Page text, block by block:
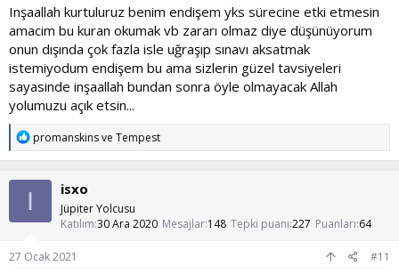
telefonumda hiç kalıcı oyun olmadı en fazla 1 gün oynar sillerdim
şimdi ise oyunları hiç oynamıyorum kendini meşgul edecek
şeylerle bul. Eğer bir oyun veya sosyal medya bağımlısıysan acilen
onlardan kurtulmaya çalış, ve eğer namazı kilmıyorsan bence
hemen öğrenip başlamalısın kuran okumaýı bilmiyorsan hemen
öğrenmelisin bence bunları öğrenmek çok basit YouTube den bak.
Manevi destek çok önemli eğer gerçekten o desteği hak eder ver o
Hepimiz bu beladan kurtuluruz İNŞALLAH. Başarılar...
Inşaallah kurtuluruz benim endişem yks sürecine etki etmesin
amacim bu kuran okumak vb zararı olmaz diye düşünüyorum
onun dışında çok fazla isle uğraşıp sınavı aksatmak
istemiyodum endişem bu ama sizlerin güzel tavsiyeleri
sayasinde inşaallah bundan sonra öyle olmayacak Allah
yolumuzu açık etsin...
T
p
k
e
promanskinsve Tempest
I isxo
Jüpiter Yolcusu
Katılım 30 Ara 2020 Mesajlar 148 Tepki puanı 227 Puanları 64
27 Ocak 2021 #11